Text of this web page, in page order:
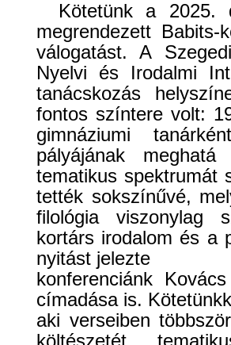
Kötetünk a 2025.
megrendezett Babits-
válogatást. A
Nyelvi és Irodalmi
tanácskozás
fontos színtere volt:
gimnáziumi
pályájának
tematikus spektrumát
tették sokszínűvé,
filológia viszonylag
kortárs irodalom és a
nyitást jelezte
konferenciánk
címadása is.
aki verseiben